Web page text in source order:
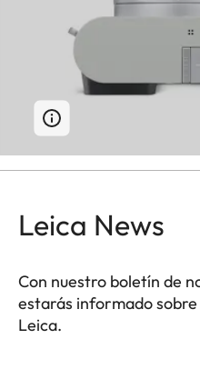
Leica News
Con nuestro boletín de
estarás informado
Leica.